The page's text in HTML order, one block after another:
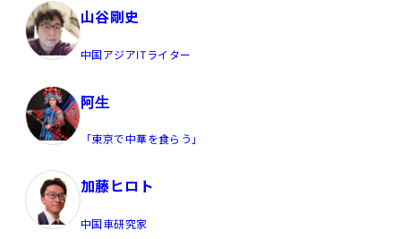
山谷剛史
中国アジアITライター
阿生
「東京で中華を食らう」
加藤ヒロト
中国車研究家